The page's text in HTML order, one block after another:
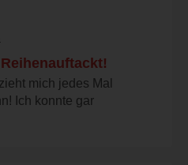
mich jedes Mal
Ich konnte gar